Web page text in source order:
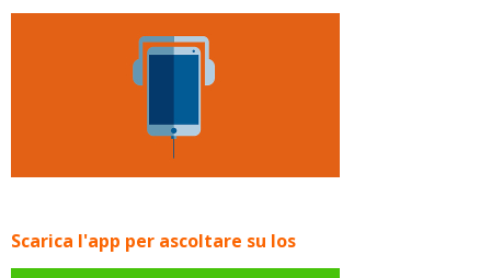
Scarica l'app per ascoltare su Ios